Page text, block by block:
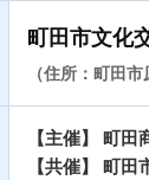
町田市文化
（住所：町田
【主催】 町
【共催】 町田